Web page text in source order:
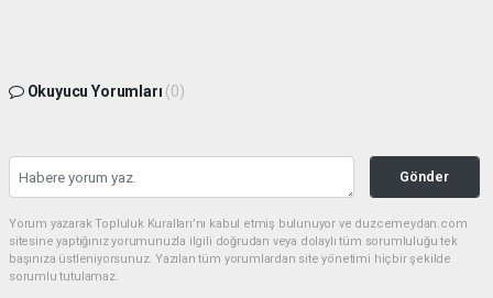
Okuyucu Yorumları (0)
Gönder
Yorum yazarak Topluluk Kuralları’nı kabul etmiş bulunuyor ve duzcemeydan.com
sitesine yaptığınız yorumunuzla ilgili doğrudan veya dolaylı tüm sorumluluğu tek
başınıza üstleniyorsunuz. Yazılan tüm yorumlardan site yönetimi hiçbir şekilde
sorumlu tutulamaz.